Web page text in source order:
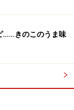
……きのこのうま味